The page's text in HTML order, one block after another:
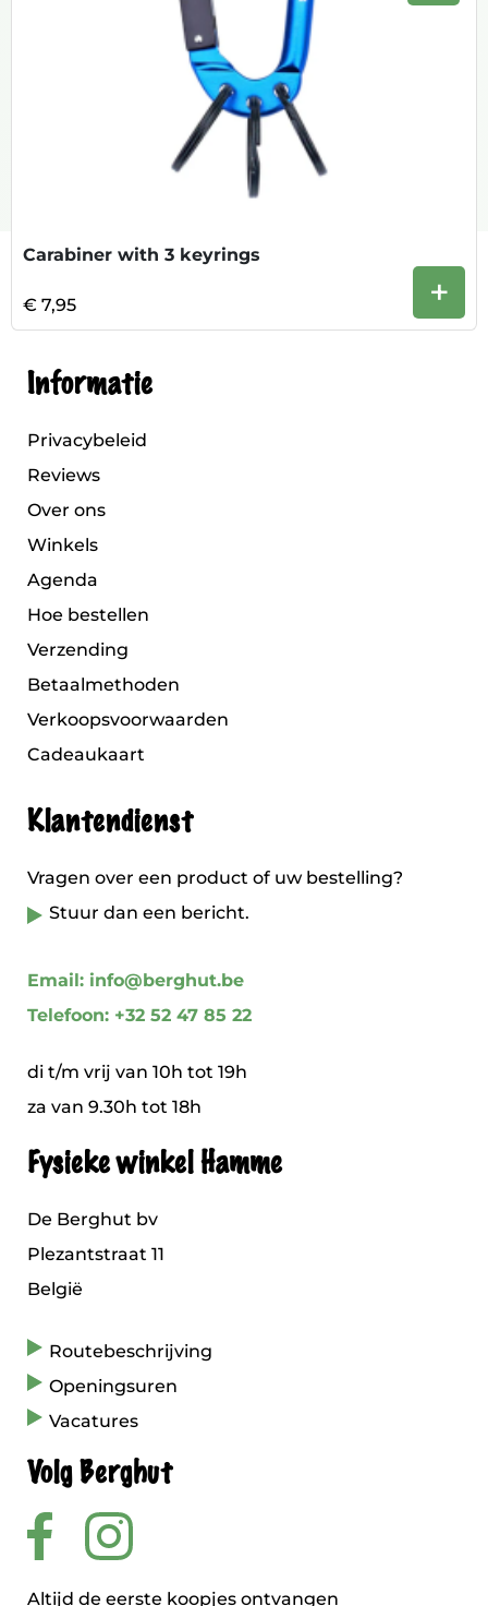
Carabiner with 3 keyrings
€ 7,95 +
Informatie
Privacybeleid
Reviews
Over ons
Winkels
Agenda
Hoe bestellen
Verzending
Betaalmethoden
Verkoopsvoorwaarden
Cadeaukaart
Klantendienst
Vragen over een product of uw bestelling?
Stuur dan een bericht.
Email: info@berghut.be
Telefoon: +32 52 47 85 22
di t/m vrij van 10h tot 19h
za van 9.30h tot 18h
Fysieke winkel Hamme
De Berghut bv
Plezantstraat 11
België
Routebeschrijving
Openingsuren
Vacatures
Volg Berghut
Altijd de eerste koopjes ontvangen